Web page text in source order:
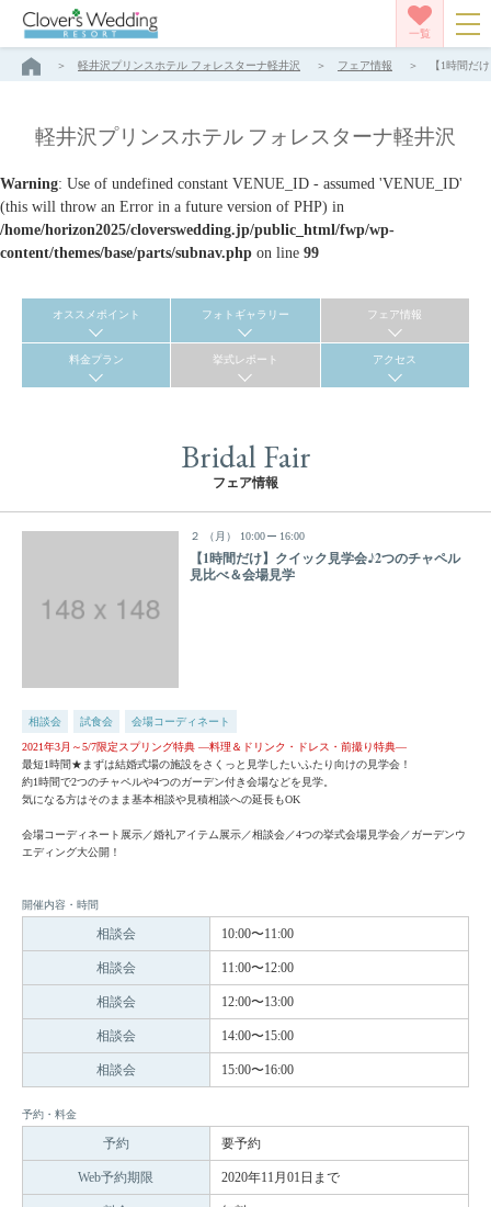
一覧
軽井沢プリンスホテル フォレスターナ軽井沢 フェア情報 【1時間だ
軽井沢プリンスホテル フォレスターナ軽井沢
Warning: Use of undefined constant VENUE_ID - assumed 'VENUE_ID'
(this will throw an Error in a future version of PHP) in
/home/horizon2025/cloverswedding.jp/public_html/fwp/wp-
content/themes/base/parts/subnav.php on line 99
オススメポイント フォトギャラリー フェア情報
料金プラン 挙式レポート アクセス
Bridal Fair
フェア情報
２ （月） 10:00 16:00
【1時間だけ】クイック見学会♪2つのチャペル
見比べ＆会場見学
相談会 試食会 会場コーディネート
2021年3月～5/7限定スプリング特典 —料理＆ドリンク・ドレス・前撮り特典—
最短1時間★まずは結婚式場の施設をさくっと見学したいふたり向けの見学会！
約1時間で2つのチャペルや4つのガーデン付き会場などを見学。
気になる方はそのまま基本相談や見積相談への延長もOK
会場コーディネート展示／婚礼アイテム展示／相談会／4つの挙式会場見学会／ガーデンウ
エディング大公開！
開催内容・時間
相談会 10:00〜11:00
相談会 11:00〜12:00
相談会 12:00〜13:00
相談会 14:00〜15:00
相談会 15:00〜16:00
予約・料金
予約 要予約
Web予約期限 2020年11月01日まで